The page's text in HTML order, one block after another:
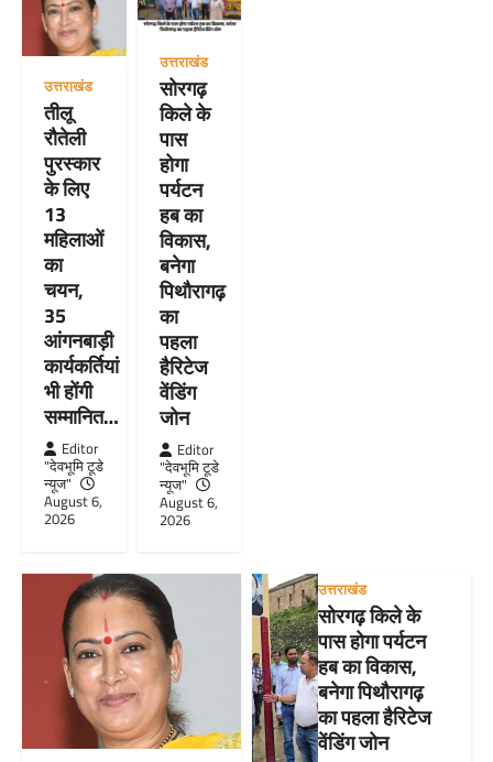
उत्तराखंड
तीलू
रौतेली
पुरस्कार
के लिए
13
महिलाओं
का
चयन,
35
आंगनबाड़ी
कार्यकर्तियां
भी होंगी
सम्मानित…
Editor
"देवभूमि टूडे
न्यूज"
August 6,
2026
उत्तराखंड
सोरगढ़
किले के
पास
होगा
पर्यटन
हब का
विकास,
बनेगा
पिथौरागढ़
का
पहला
हैरिटेज
वेंडिंग
जोन
Editor
"देवभूमि टूडे
न्यूज"
August 6,
2026
उत्तराखंड
सोरगढ़ किले के
पास होगा पर्यटन
हब का विकास,
बनेगा पिथौरागढ़
का पहला हैरिटेज
वेंडिंग जोन